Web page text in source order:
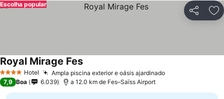
Partilhar
Escolha popular
4 EstrelasHotel Ampla piscina exterior e oásis ajardinadoVer preços
Royal Mirage FesVer preços
7,9 Boa 6.039 a 12.0 km de Fes–Saïss Airport